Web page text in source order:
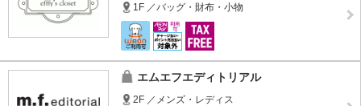
1F ／バッグ・財布・小物
エムエフエディトリアル
2F ／メンズ・レディス